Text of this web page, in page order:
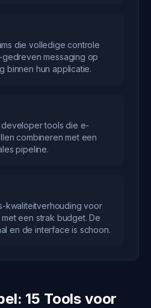
die volledige controle
messaging op
binnen hun applicatie.
developer tools die e-
combineren met een
pipeline.
kwaliteitverhouding voor
een strak budget. De
en de interface is schoon.
15 Tools voor